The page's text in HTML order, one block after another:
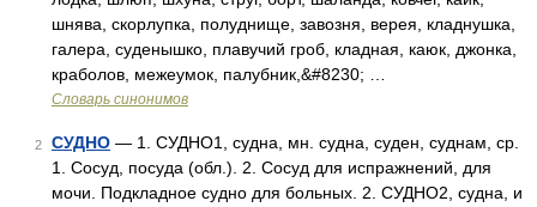
шнява, скорлупка, полуднище, завозня, верея, кладнушка,
галера, суденышко, плавучий гроб, кладная, каюк, джонка,
краболов, межеумок, палубник,&#8230; …
Словарь синонимов
2 СУДНО — 1. СУДНО1, судна, мн. судна, суден, суднам, ср.
1. Сосуд, посуда (обл.). 2. Сосуд для испражнений, для
мочи. Подкладное судно для больных. 2. СУДНО2, судна, и